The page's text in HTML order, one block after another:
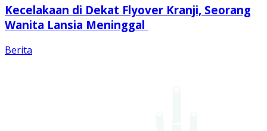
Kecelakaan di Dekat Flyover Kranji, Seorang
Wanita Lansia Meninggal
Berita